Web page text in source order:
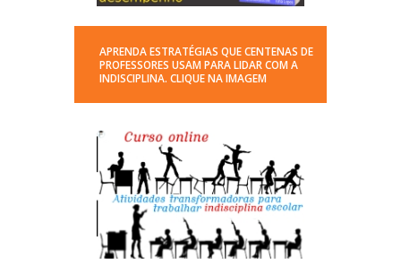
APRENDA ESTRATÉGIAS QUE CENTENAS DE
PROFESSORES USAM PARA LIDAR COM A
INDISCIPLINA. CLIQUE NA IMAGEM